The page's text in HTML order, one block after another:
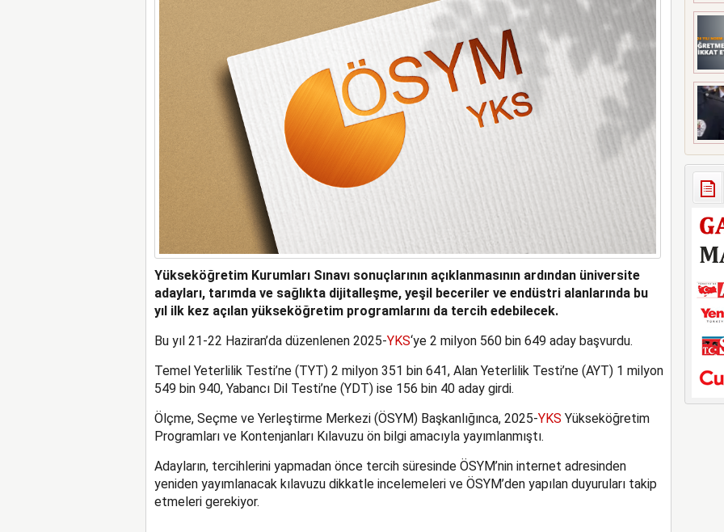
Yükseköğretim Kurumları Sınavı sonuçlarının açıklanmasının ardından üniversite
adayları, tarımda ve sağlıkta dijitalleşme, yeşil beceriler ve endüstri alanlarında bu
yıl ilk kez açılan yükseköğretim programlarını da tercih edebilecek.
Bu yıl 21-22 Haziran’da düzenlenen 2025-YKS‘ye 2 milyon 560 bin 649 aday başvurdu.
Temel Yeterlilik Testi’ne (TYT) 2 milyon 351 bin 641, Alan Yeterlilik Testi’ne (AYT) 1 milyon
549 bin 940, Yabancı Dil Testi’ne (YDT) ise 156 bin 40 aday girdi.
Ölçme, Seçme ve Yerleştirme Merkezi (ÖSYM) Başkanlığınca, 2025-YKS Yükseköğretim
Programları ve Kontenjanları Kılavuzu ön bilgi amacıyla yayımlanmıştı.
Adayların, tercihlerini yapmadan önce tercih süresinde ÖSYM’nin internet adresinden
yeniden yayımlanacak kılavuzu dikkatle incelemeleri ve ÖSYM’den yapılan duyuruları takip
etmeleri gerekiyor.